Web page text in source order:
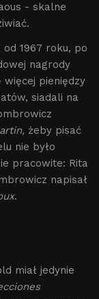
- skalne
1967 roku, po
nagrody
pieniędzy
siadali na
żeby pisać
nie było
pracowite: Rita
napisał
.
miał jedynie